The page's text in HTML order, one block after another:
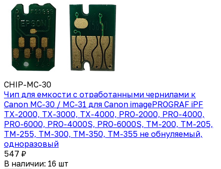
CHIP-MC-30
Чип для емкости с отработанными чернилами к
Canon MC-30 / MC-31 для Canon imagePROGRAF iPF
TX-2000, TX-3000, TX-4000, PRO-2000, PRO-4000,
PRO-6000, PRO-4000S, PRO-6000S, TM-200, TM-205,
TM-255, TM-300, TM-350, TM-355 не обнуляемый,
одноразовый
547 ₽
В наличии: 16 шт